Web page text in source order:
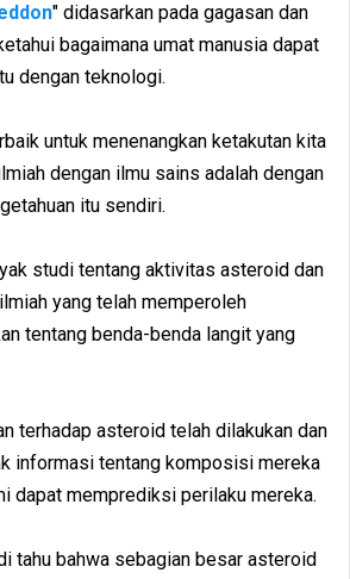
" didasarkan pada gagasan dan
bagaimana umat manusia dapat
dengan teknologi.
untuk menenangkan ketakutan kita
dengan ilmu sains adalah dengan
itu sendiri.
studi tentang aktivitas asteroid dan
yang telah memperoleh
tentang benda-benda langit yang
terhadap asteroid telah dilakukan dan
informasi tentang komposisi mereka
dapat memprediksi perilaku mereka.
tahu bahwa sebagian besar asteroid